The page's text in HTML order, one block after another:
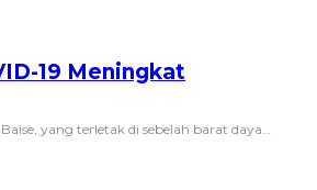
19 Meningkat
yang terletak di sebelah barat daya…